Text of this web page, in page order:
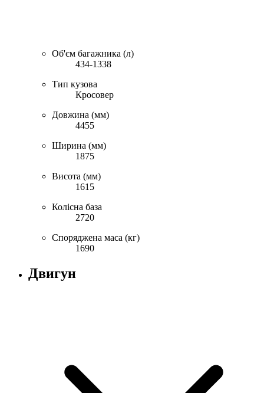
Об'єм багажника (л)
434-1338
Тип кузова
Кросовер
Довжина (мм)
4455
Ширина (мм)
1875
Висота (мм)
1615
Колісна база
2720
Споряджена маса (кг)
1690
Двигун